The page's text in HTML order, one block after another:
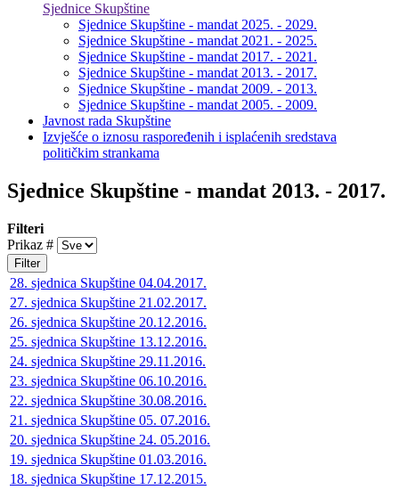
Sjednice Skupštine
Sjednice Skupštine - mandat 2025. - 2029.
Sjednice Skupštine - mandat 2021. - 2025.
Sjednice Skupštine - mandat 2017. - 2021.
Sjednice Skupštine - mandat 2013. - 2017.
Sjednice Skupštine - mandat 2009. - 2013.
Sjednice Skupštine - mandat 2005. - 2009.
Javnost rada Skupštine
Izvješće o iznosu raspoređenih i isplaćenih sredstava
političkim strankama
Sjednice Skupštine - mandat 2013. - 2017.
Filteri
Prikaz #
Filter
28. sjednica Skupštine 04.04.2017.
27. sjednica Skupštine 21.02.2017.
26. sjednica Skupštine 20.12.2016.
25. sjednica Skupštine 13.12.2016.
24. sjednica Skupštine 29.11.2016.
23. sjednica Skupštine 06.10.2016.
22. sjednica Skupštine 30.08.2016.
21. sjednica Skupštine 05. 07.2016.
20. sjednica Skupštine 24. 05.2016.
19. sjednica Skupštine 01.03.2016.
18. sjednica Skupštine 17.12.2015.